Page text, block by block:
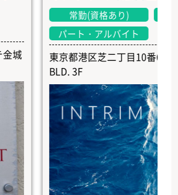
常勤(資格あり)
常勤(
パート・アルバイト
東京都港区芝二丁目10番6号
BLD. 3F